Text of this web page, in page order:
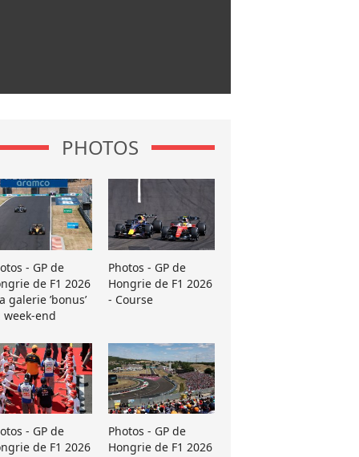
PHOTOS
- GP de
de F1 2026
galerie ’bonus’
week-end
Photos - GP de
Hongrie de F1 2026
- Course
- GP de
de F1 2026
Photos - GP de
Hongrie de F1 2026